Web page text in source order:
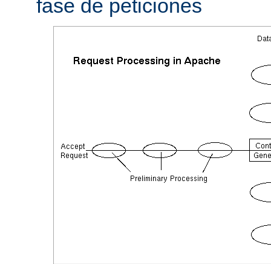
fase de peticiones